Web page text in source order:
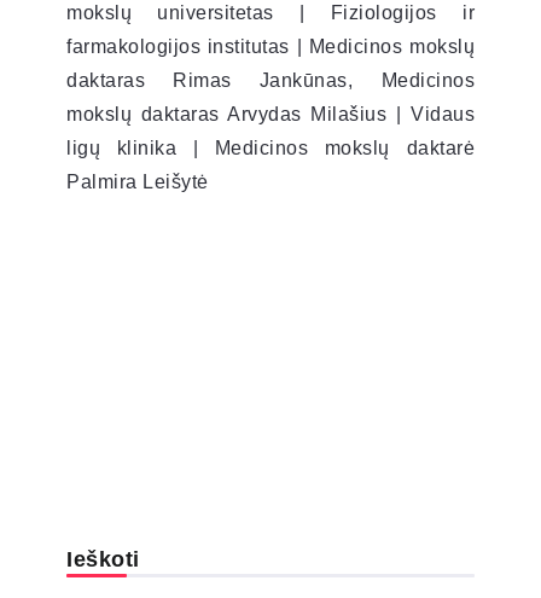
mokslų universitetas | Fiziologijos ir
farmakologijos institutas | Medicinos mokslų
daktaras Rimas Jankūnas, Medicinos
mokslų daktaras Arvydas Milašius | Vidaus
ligų klinika | Medicinos mokslų daktarė
Palmira Leišytė
Ieškoti